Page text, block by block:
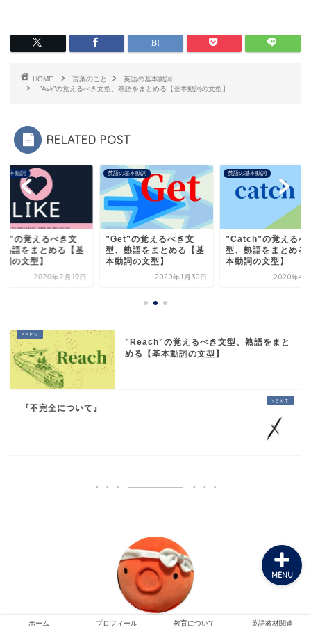
HOME 言葉のこと
英語の基本動詞
”Ask”の覚えるべき文型、熟語をまとめる【基本動詞の文型】
RELATED POST
基本動詞
の覚えるべき文
熟語をまとめる【基
の文型】
2020年2月19日
英語の基本動詞
”Get”の覚えるべき文
型、熟語をまとめる【基
本動詞の文型】
2020年1月30日
英語の基本動詞
”Catch”の覚えるべ
型、熟語をまとめる
本動詞の文型】
2020年4
”Reach”の覚えるべき文型、熟語をまと
める【基本動詞の文型】
『不完全について』
ホーム プロフィール 教育について 英語教材関連
MENU